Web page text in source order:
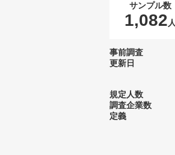
サンプル数
1,082 人
事前調査
更新日
規定人数
調査企業数
定義